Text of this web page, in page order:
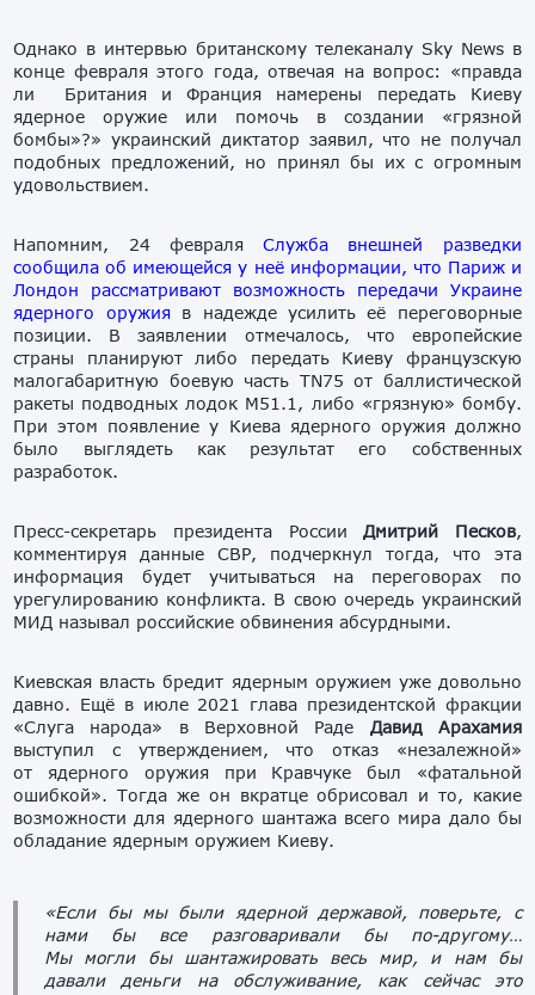
Однако в интервью британскому телеканалу Sky News в
конце февраля этого года, отвечая на вопрос: «правда
ли Британия и Франция намерены передать Киеву
ядерное оружие или помочь в создании «грязной
бомбы»?» украинский диктатор заявил, что не получал
подобных предложений, но принял бы их с огромным
удовольствием.
Напомним, 24 февраляСлужба внешней разведки
сообщила об имеющейся у неё информации, что Париж и
Лондон рассматривают возможность передачи Украине
ядерного оружияв надежде усилить её переговорные
позиции. В заявлении отмечалось, что европейские
страны планируют либо передать Киеву французскую
малогабаритную боевую часть TN75 от баллистической
ракеты подводных лодок М51.1, либо «грязную» бомбу.
При этом появление у Киева ядерного оружия должно
было выглядеть как результат его собственных
разработок.
Пресс-секретарь президента РоссииДмитрий Песков,
комментируя данные СВР, подчеркнул тогда, что эта
информация будет учитываться на переговорах по
урегулированию конфликта. В свою очередь украинский
МИД называл российские обвинения абсурдными.
Киевская власть бредит ядерным оружием уже довольно
давно. Ещё в июле 2021 глава президентской фракции
«Слуга народа» в Верховной Раде Давид Арахамия
выступил с утверждением, что отказ «незалежной»
от ядерного оружия при Кравчуке был «фатальной
ошибкой». Тогда же он вкратце обрисовал и то, какие
возможности для ядерного шантажа всего мира дало бы
обладание ядерным оружием Киеву.
«Если бы мы были ядерной державой, поверьте, с
нами бы все разговаривали бы по-другому…
Мы могли бы шантажировать весь мир, и нам бы
давали деньги на обслуживание, как сейчас это